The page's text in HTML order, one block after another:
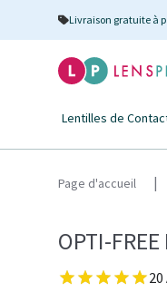
Livraison gratuite à
Lentilles de
Page d'accueil
OPTI-